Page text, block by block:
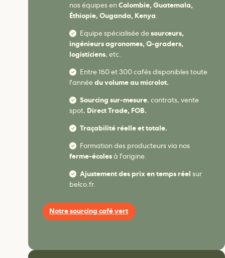
nos équipes en Colombie, Guatemala,
Éthiopie, Ouganda, Kenya.
Equipe spécialisée de sourceurs,
ingénieurs agronomes, Q-graders,
logisticiens, etc.
Entre 150 et 300 cafés disponibles toute
l'année du volume au microlot.
Sourcing sur-mesure, contrats, vente
spot, Direct Trade, FOB.
Traçabilité réelle et totale.
Formation des producteurs via nos
ferme-écoles à l'origine.
Ajustement des prix en temps réel sur
belco.fr.
Notre sourcing café vert